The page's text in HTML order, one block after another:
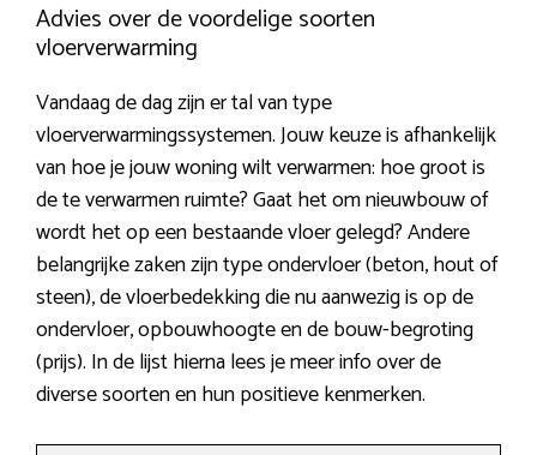
Advies over de voordelige soorten
vloerverwarming
Vandaag de dag zijn er tal van type
vloerverwarmingssystemen. Jouw keuze is afhankelijk
van hoe je jouw woning wilt verwarmen: hoe groot is
de te verwarmen ruimte? Gaat het om nieuwbouw of
wordt het op een bestaande vloer gelegd? Andere
belangrijke zaken zijn type ondervloer (beton, hout of
steen), de vloerbedekking die nu aanwezig is op de
ondervloer, opbouwhoogte en de bouw-begroting
(prijs). In de lijst hierna lees je meer info over de
diverse soorten en hun positieve kenmerken.